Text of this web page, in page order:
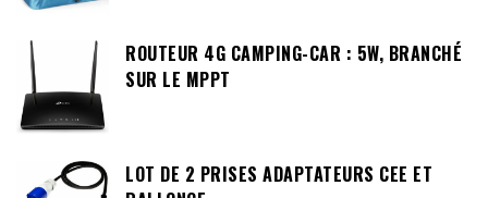
ROUTEUR 4G CAMPING-CAR : 5W, BRANCHÉ
SUR LE MPPT
LOT DE 2 PRISES ADAPTATEURS CEE ET